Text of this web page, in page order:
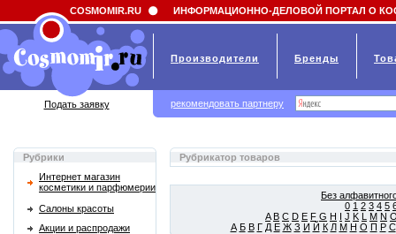
Field 'news_title' doesn't have a default value
Рубрики
Интернет магазин
косметики и парфюмерии
Салоны красоты
Акции и распродажи
Рубрикатор товаров
Без
0 1 2 3 4 5
A B C D E F G H I J K L M N
А Б В Г Д Е Ж З И Й К Л М Н О П Р С
COSMOMIR.RU ИНФОРМАЦИОННО-ДЕЛОВОЙ ПОРТАЛ О
Производители Бренды
Подать заявку рекомендовать партнеру